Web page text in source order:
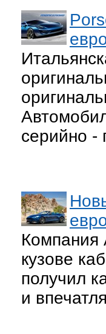
серийно -
Компания
кузове
получил
и